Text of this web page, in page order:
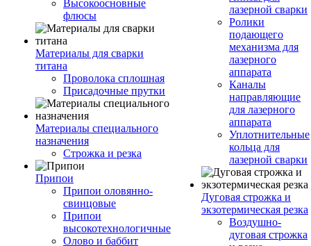
Высокоосновные
флюсы
Материалы для сварки
титана
Проволока сплошная
Присадочные прутки
Материалы специального
назначения
Строжка и резка
Припои
Припои оловянно-
свинцовые
Припои
высокотехнологичные
Олово и баббит
лазерной сварки
Ролики
подающего
механизма для
лазерного
аппарата
Каналы
направляющие
для лазерного
аппарата
Уплотнительные
кольца для
лазерной сварки
Дуговая строжка и
экзотермическая резка
Воздушно-
дуговая строжка